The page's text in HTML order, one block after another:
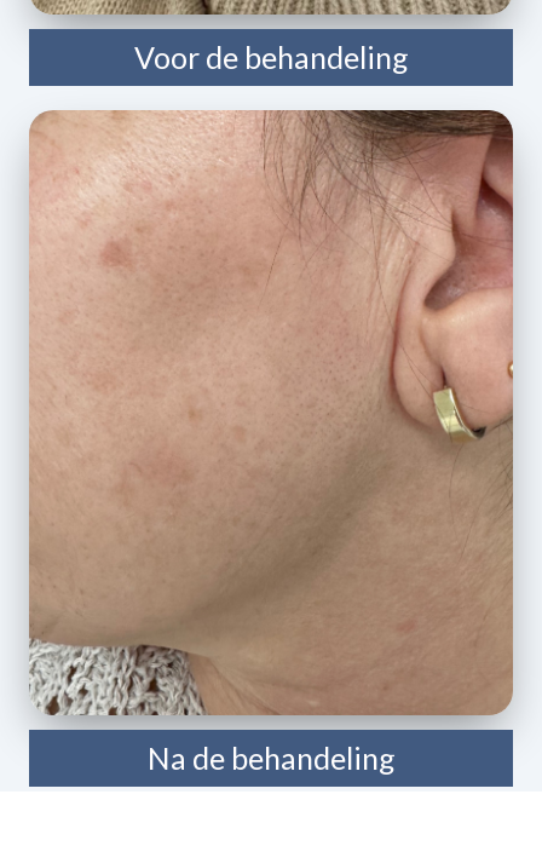
Voor de behandeling
Na de behandeling